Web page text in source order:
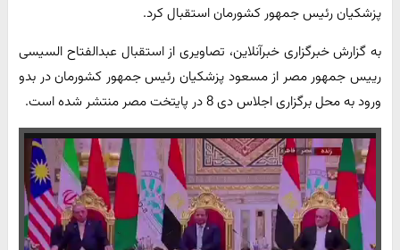
پزشکیان رئیس جمهور کشورمان استقبال کرد.
به گزارش خبرگزاری خبرآنلاین، تصاویری از استقبال عبدالفتاح السیسی
رییس جمهور مصر از مسعود پزشکیان رئیس جمهور کشورمان در بدو
ورود به محل برگزاری اجلاس دی 8 در پایتخت مصر منتشر شده است.